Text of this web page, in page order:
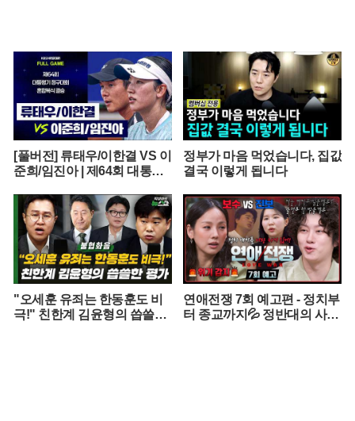
[풀버전] 류태우/이한결 VS 이
준희/임진아 | 제64회 대통령
승 (26.07.22 방송)
정부가 마음 먹었습니다, 집값
결국 이렇게 됩니다
"오세훈 유죄는 한동훈도 비
극!" 친한계 김윤형의 씁쓸한
연애전쟁 7회 예고편 - 정치부
터 종교까지💦 정반대의 사상